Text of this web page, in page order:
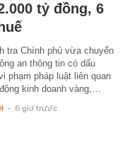
tỷ đồng, 6
tra Chính phủ vừa chuyển
an thông tin có dấu
phạm pháp luật liên quan
kinh doanh vàng,…
- 6 giờ trước